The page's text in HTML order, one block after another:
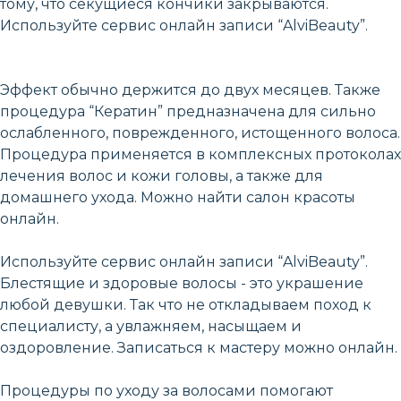
тому, что секущиеся кончики закрываются.
Используйте сервис онлайн записи “AlviBeauty”.
Эффект обычно держится до двух месяцев. Также
процедура “Кератин” предназначена для сильно
ослабленного, поврежденного, истощенного волоса.
Процедура применяется в комплексных протоколах
лечения волос и кожи головы, а также для
домашнего ухода. Можно найти салон красоты
онлайн.
Используйте сервис онлайн записи “AlviBeauty”.
Блестящие и здоровые волосы - это украшение
любой девушки. Так что не откладываем поход к
специалисту, а увлажняем, насыщаем и
оздоровление. Записаться к мастеру можно онлайн.
Процедуры по уходу за волосами помогают